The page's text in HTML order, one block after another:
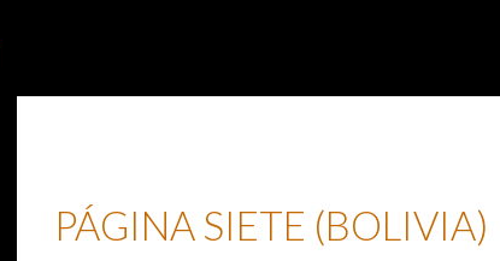
PÁGINA SIETE (BOLIVIA)